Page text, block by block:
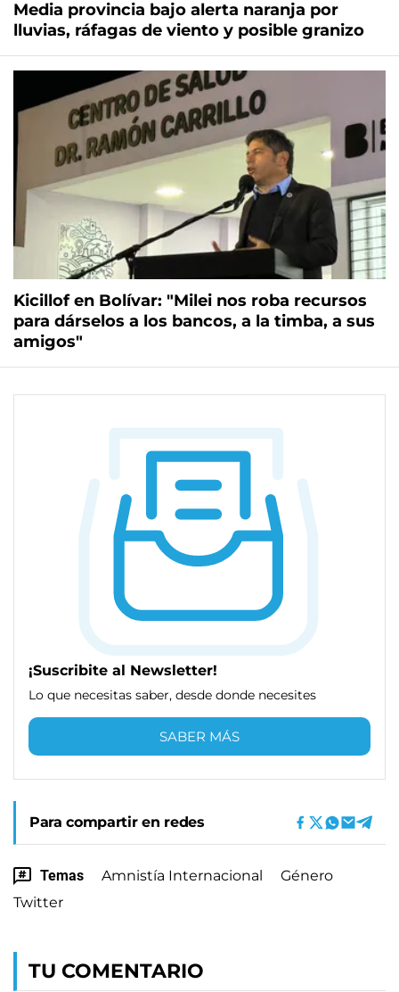
Media provincia bajo alerta naranja por
lluvias, ráfagas de viento y posible granizo
Kicillof en Bolívar: "Milei nos roba recursos
para dárselos a los bancos, a la timba, a sus
amigos"
¡Suscribite al Newsletter!
Lo que necesitas saber, desde donde necesites
SABER MÁS
Para compartir en redes
Temas Amnistía Internacional
Género
Twitter
TU COMENTARIO